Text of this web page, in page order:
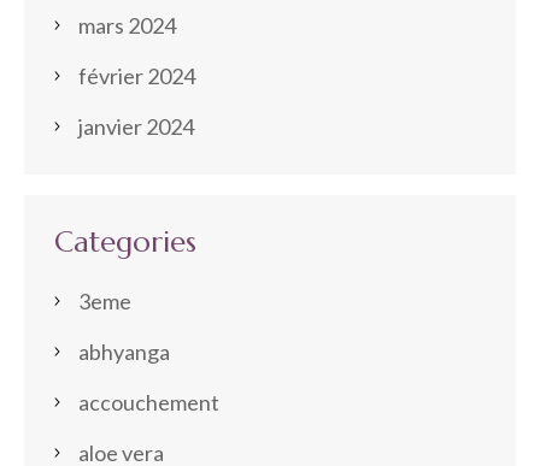
mars 2024
février 2024
janvier 2024
Categories
3eme
abhyanga
accouchement
aloe vera